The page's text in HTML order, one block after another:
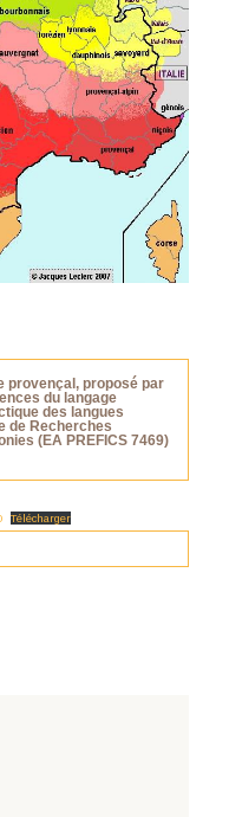
provençal, proposé par
du langage
des langues
de Recherches
(EA PREFICS 7469)
Télécharger